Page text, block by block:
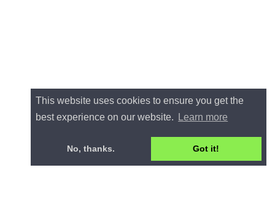
This website uses cookies to ensure you get the
best experience on our website.
Learn more
No, thanks. Got it!